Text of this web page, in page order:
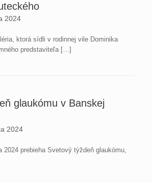
2024
ktorá sídli v rodinnej vile Dominika
predstaviteľa […]
glaukómu v Banskej
2024
2024 prebieha Svetový týždeň glaukómu,